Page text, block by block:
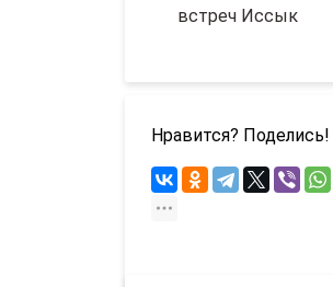
встреч Иссык
Нравится? Поделись!